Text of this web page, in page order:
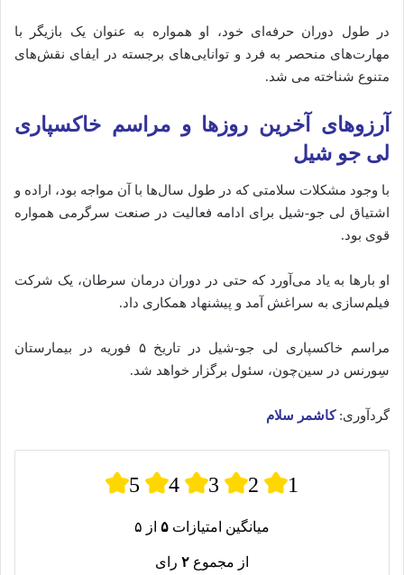
در طول دوران حرفه‌ای خود، او همواره به عنوان یک بازیگر با
مهارت‌های منحصر به فرد و توانایی‌های برجسته در ایفای نقش‌های
متنوع شناخته می‌ شد.
آرزوهای آخرین روزها و مراسم خاکسپاری
لی جو شیل
با وجود مشکلات سلامتی که در طول سال‌ها با آن مواجه بود، اراده و
اشتیاق لی جو-شیل برای ادامه فعالیت در صنعت سرگرمی همواره
قوی بود.
او بارها به یاد می‌آورد که حتی در دوران درمان سرطان، یک شرکت
فیلم‌سازی به سراغش آمد و پیشنهاد همکاری داد.
مراسم خاکسپاری لی جو-شیل در تاریخ ۵ فوریه در بیمارستان
سِورنس در سین‌چون، سئول برگزار خواهد شد.
گردآوری:کاشمر سلام
5 4 3 2 1
میانگین امتیازات ۵ از ۵
از مجموع ۲ رای